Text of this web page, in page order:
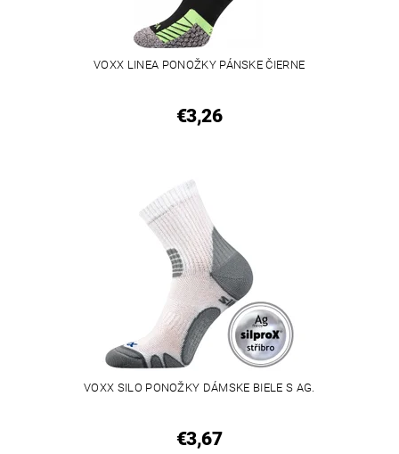
VOXX LINEA PONOŽKY PÁNSKE ČIERNE
€3,26
VOXX SILO PONOŽKY DÁMSKE BIELE S AG.
€3,67